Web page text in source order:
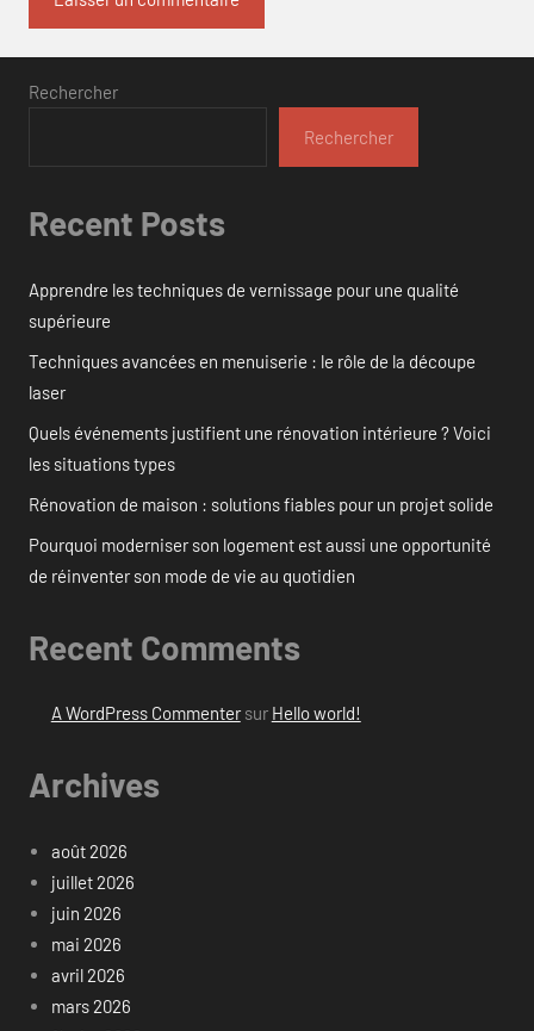
Rechercher
Rechercher
Recent Posts
Apprendre les techniques de vernissage pour une qualité
supérieure
Techniques avancées en menuiserie : le rôle de la découpe
laser
Quels événements justifient une rénovation intérieure ? Voici
les situations types
Rénovation de maison : solutions fiables pour un projet solide
Pourquoi moderniser son logement est aussi une opportunité
de réinventer son mode de vie au quotidien
Recent Comments
A WordPress Commentersur Hello world!
Archives
août 2026
juillet 2026
juin 2026
mai 2026
avril 2026
mars 2026